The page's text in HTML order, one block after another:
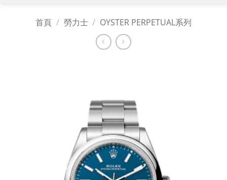
首頁 / 勞力士 / OYSTER PERPETUAL系列